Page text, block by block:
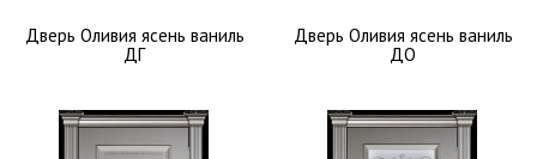
Дверь Оливия ясень ваниль
ДГ
Дверь Оливия ясень ваниль
ДО